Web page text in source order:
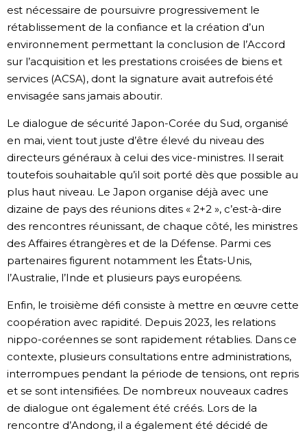
est nécessaire de poursuivre progressivement le
rétablissement de la confiance et la création d’un
environnement permettant la conclusion de l’Accord
sur l’acquisition et les prestations croisées de biens et
services (ACSA), dont la signature avait autrefois été
envisagée sans jamais aboutir.
Le dialogue de sécurité Japon-Corée du Sud, organisé
en mai, vient tout juste d’être élevé du niveau des
directeurs généraux à celui des vice-ministres. Il serait
toutefois souhaitable qu’il soit porté dès que possible au
plus haut niveau. Le Japon organise déjà avec une
dizaine de pays des réunions dites « 2+2 », c’est-à-dire
des rencontres réunissant, de chaque côté, les ministres
des Affaires étrangères et de la Défense. Parmi ces
partenaires figurent notamment les États-Unis,
l’Australie, l’Inde et plusieurs pays européens.
Enfin, le troisième défi consiste à mettre en œuvre cette
coopération avec rapidité. Depuis 2023, les relations
nippo-coréennes se sont rapidement rétablies. Dans ce
contexte, plusieurs consultations entre administrations,
interrompues pendant la période de tensions, ont repris
et se sont intensifiées. De nombreux nouveaux cadres
de dialogue ont également été créés. Lors de la
rencontre d’Andong, il a également été décidé de